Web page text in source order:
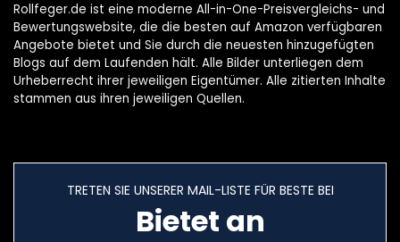
Rollfeger.de ist eine moderne All-in-One-Preisvergleichs- und
Bewertungswebsite, die die besten auf Amazon verfügbaren
Angebote bietet und Sie durch die neuesten hinzugefügten
Blogs auf dem Laufenden hält. Alle Bilder unterliegen dem
Urheberrecht ihrer jeweiligen Eigentümer. Alle zitierten Inhalte
stammen aus ihren jeweiligen Quellen.
TRETEN SIE UNSERER MAIL-LISTE FÜR BESTE BEI
Bietet an